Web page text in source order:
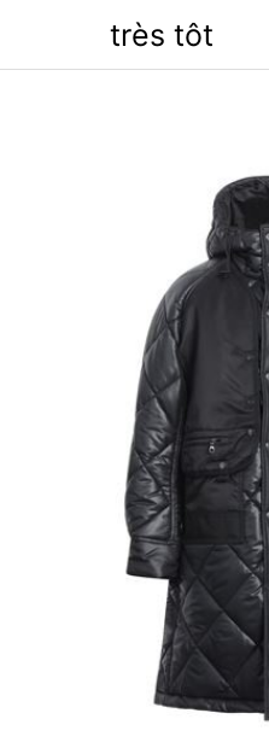
content
très tôt